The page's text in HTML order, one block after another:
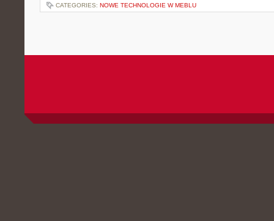
CATEGORIES: NOWE TECHNOLOGIE W MEBLU